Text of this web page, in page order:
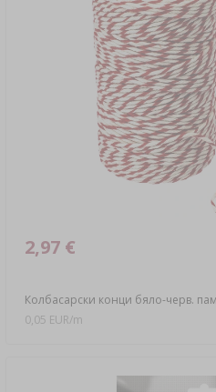
Колбасарски конци бяло-черв.
2,97 €
0,05 EUR/m